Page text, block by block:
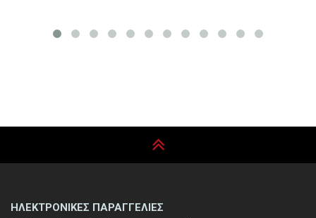
ΗΛΕΚΤΡΟΝΙΚΕΣ ΠΑΡΑΓΓΕΛΙΕΣ